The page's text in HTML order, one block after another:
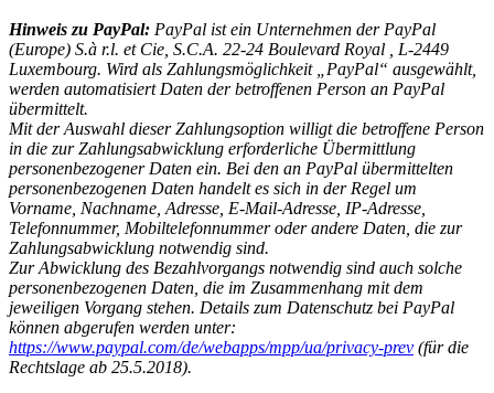
Hinweis zu PayPal: PayPal ist ein Unternehmen der PayPal
(Europe) S.à r.l. et Cie, S.C.A. 22-24 Boulevard Royal , L-2449
Luxembourg. Wird als Zahlungsmöglichkeit „PayPal“ ausgewählt,
werden automatisiert Daten der betroffenen Person an PayPal
übermittelt.
Mit der Auswahl dieser Zahlungsoption willigt die betroffene Person
in die zur Zahlungsabwicklung erforderliche Übermittlung
personenbezogener Daten ein. Bei den an PayPal übermittelten
personenbezogenen Daten handelt es sich in der Regel um
Vorname, Nachname, Adresse, E-Mail-Adresse, IP-Adresse,
Telefonnummer, Mobiltelefonnummer oder andere Daten, die zur
Zahlungsabwicklung notwendig sind.
Zur Abwicklung des Bezahlvorgangs notwendig sind auch solche
personenbezogenen Daten, die im Zusammenhang mit dem
jeweiligen Vorgang stehen. Details zum Datenschutz bei PayPal
können abgerufen werden unter:
https://www.paypal.com/de/webapps/mpp/ua/privacy-prev (für die
Rechtslage ab 25.5.2018).